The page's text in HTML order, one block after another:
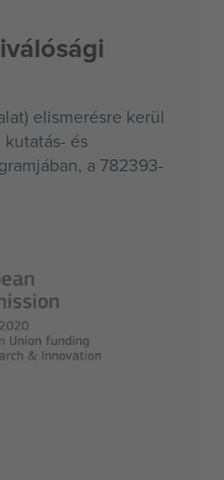
elismerésre kerül
és
a 782393-